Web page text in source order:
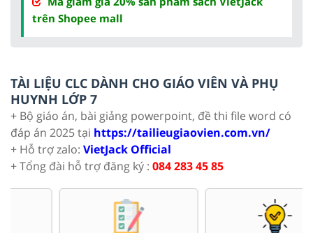
trên Shopee mall
TÀI LIỆU CLC DÀNH CHO GIÁO VIÊN VÀ PHỤ
HUYNH LỚP 7
+ Bộ giáo án, bài giảng powerpoint, đề thi file word có
đáp án 2025 tại https://tailieugiaovien.com.vn/
+ Hỗ trợ zalo: VietJack Official
+ Tổng đài hỗ trợ đăng ký : 084 283 45 85